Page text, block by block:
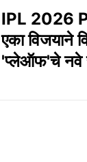
IPL 2026
एका विजयाने
'प्लेऑफ'चे नवे